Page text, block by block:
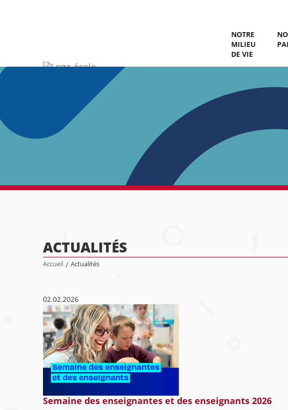
NOTRE
MILIEU
DE VIE
ACTUALITÉS
Accueil / Actualités
02.02.2026
Semaine des enseignantes et des enseignants 2026